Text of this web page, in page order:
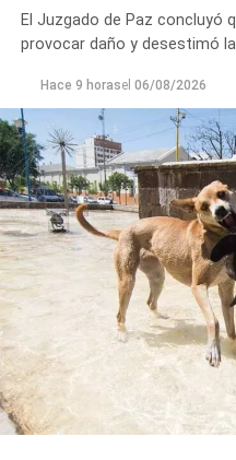
El Juzgado de Paz concluyó
provocar daño y desestimó
Hace 9 horasel 06/08/2026